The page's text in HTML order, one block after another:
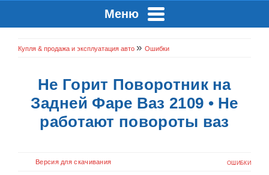
Меню
Купля & продажа и эксплуатация авто » Ошибки
Не Горит Поворотник на
Задней Фаре Ваз 2109 • Не
работают повороты ваз
Версия для скачивания ОШИБКИ